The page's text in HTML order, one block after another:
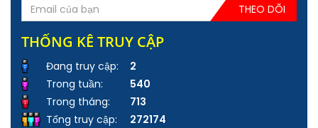
THEO DÕI
THỐNG KÊ TRUY CẬP
Đang truy cập:
2
Trong tuần:
540
Trong tháng:
713
Tổng truy cập:
272174